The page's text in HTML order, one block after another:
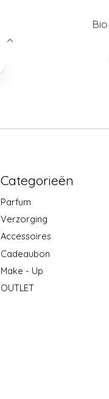
Categorieën
Parfum
Verzorging
Accessoires
Cadeaubon
Make - Up
OUTLET